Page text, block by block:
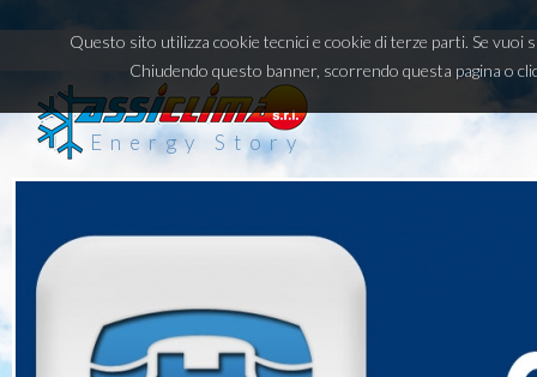
Questo sito utilizza cookie tecnici e cookie di terze parti. Se vuoi
Chiudendo questo banner, scorrendo questa pagina o
Energy Story